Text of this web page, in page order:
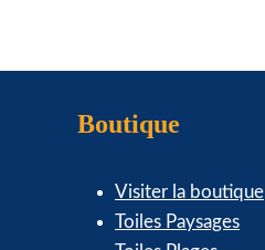
Boutique
Visiter la boutique
Toiles Paysages